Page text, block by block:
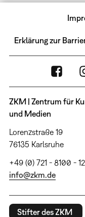
Erklärung zur
ZKM | Zentrum für
und Medien
Lorenzstraße 19
76135 Karlsruhe
+49 (0) 721 - 8100 -
info@zkm.de
Stifter des ZKM